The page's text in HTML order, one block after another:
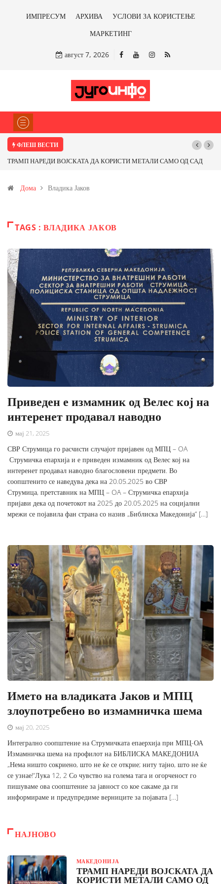
ИМПРЕСУМ АРХИВА
УСЛОВИ ЗА КОРИСТЕЊЕ
МАРКЕТИНГ
август 7, 2026
ФЛЕШ ВЕСТИ
ТРАМП НАРЕДИ ВОЈСКАТА ДА КОРИСТИ МЕТАЛИ САМО ОД САД
Иловица и со антимонот?
Дома Владика Јаков
TAGS : ВЛАДИКА ЈАКОВ
Приведен е измамник од Велес кој на
интеренет продавал наводно
мај 21, 2025
СВР Струмица го расчисти случајот пријавен од МПЦ – OA
Струмичка епархија и е приведен измамник од Велес кој на
интеренет продавал наводно благословени предмети. Во
соопштенито се наведува дека на 20.05.2025 во СВР
Струмица, претставник на МПЦ – OA – Струмичка епархија
пријави дека од почетокот на 2025 до 20.05.2025 на социјални
мрежи се појавила фан страна со назив „Библиска Македонија“ […]
Името на владиката Јаков и МПЦ
злоупотребено во измамничка шема
мај 20, 2025
Интегрално соопштение на Струмичката епаерхија при МПЦ-ОА
Измамничка шема на профилот на БИБЛИСКА МАКЕДОНИЈА
„Нема ништо сокриено, што не ќе се открие; ниту тајно, што не ќе
се узнае!“Лука 12, 2 Со чувство на голема тага и огорченост го
пишуваме ова соопштение за јавност со кое сакаме да ги
информираме и предупредиме верниците за појавата […]
НАЈНОВО
МАКЕДОНИЈА
ТРАМП НАРЕДИ ВОЈСКАТА ДА
КОРИСТИ МЕТАЛИ САМО ОД